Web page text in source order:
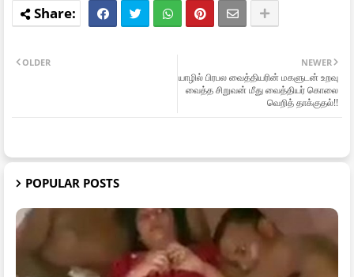
NEWER
யாழில் பிரபல வைத்தியரின் மகளுடன் உறவு
வைத்த சிறுவன் மீது வைத்தியர் கொலை
வெறித் தாக்குதல்!!
OLDER
POPULAR POSTS